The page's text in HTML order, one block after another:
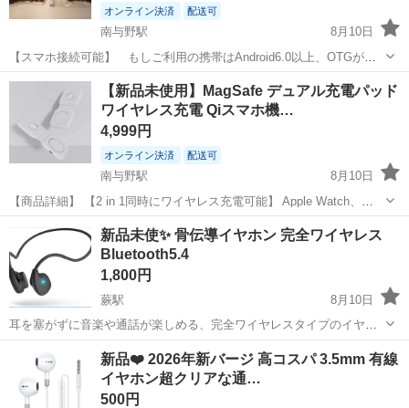
オンライン決済 配送可
南与野駅
8月10日
【スマホ接続可能】 もしご利用の携帯はAndroid6.0以上、OTGが対
応できたら、 携帯で絵描きが可能です。（★ご注意：Samsungスマホ
にはカーソルがありません。スマホに対応するにつきまして、何かご
不明な点がございま...
埼玉 さいたま市 南与野駅 携帯アクセサリー OTG
【新品未使用】MagSafe デュアル充電パッド
ワイヤレス充電 Qiスマホ機…
4,999円
オンライン決済 配送可
南与野駅
8月10日
【商品詳細】 【2 in 1同時にワイヤレス充電可能】 Apple Watch、
iPhone、AirPodsなどを3台同時にワイヤレス充電できます。
※AirPods(第1世代 2017年発売)はワイヤレス充電...
さいたま市 南与野駅 携帯アクセサリー
ワイヤレス充電
新品未使✨️ 骨伝導イヤホン 完全ワイヤレス
Bluetooth5.4
1,800円
蕨駅
8月10日
耳を塞がずに音楽や通話が楽しめる、完全ワイヤレスタイプのイヤー
カフ型・骨伝導イヤホンです。 圧迫感や振動感が少なく、長時間装着
しても耳が痛くなりにくいオープンイヤー設計。最新のBluetooth 5.4
対応で接続の安定性も抜...
蕨駅 その他
新品❤️ 2026年新バージ 高コスパ 3.5mm 有線
イヤホン超クリアな通…
500円